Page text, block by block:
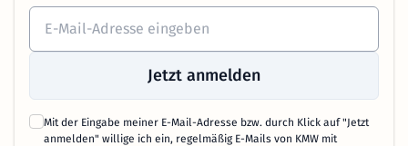
Jetzt anmelden
Mit der Eingabe meiner E-Mail-Adresse bzw. durch Klick auf "Jetzt
anmelden" willige ich ein, regelmäßig E-Mails von KMW mit